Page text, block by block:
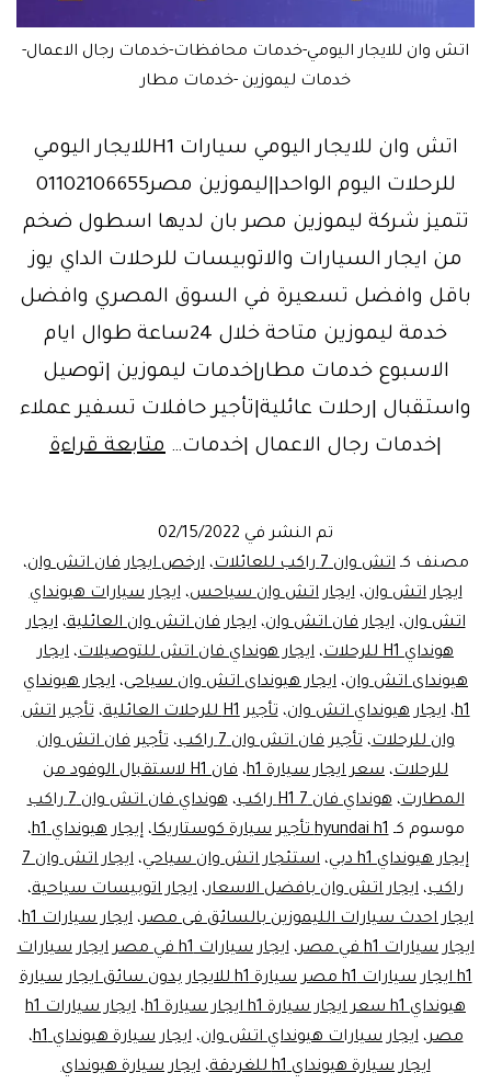
اتش وان للايجار اليومي-خدمات محافظات-خدمات رجال الاعمال-
خدمات ليموزين -خدمات مطار
اتش وان للايجار اليومي سيارات H1للايجار اليومي
للرحلات اليوم الواحد||ليموزين مصر01102106655
تتميز شركة ليموزين مصر بان لديها اسطول ضخم
من ايجار السيارات والاتوبيسات للرحلات الداي يوز
باقل وافضل تسعيرة في السوق المصري وافضل
خدمة ليموزين متاحة خلال 24ساعة طوال ايام
الاسبوع خدمات مطار|خدمات ليموزين |توصيل
واستقبال |رحلات عائلية|تأجير حافلات تسفير عملاء
|خدمات رجال الاعمال |خدمات… متابعة قراءة
اتش
وان
تم النشر في 02/15/2022
مصنف كـاتش وان 7 راكب للعائلات ،ارخص ايجار فان اتش وان،
ايجار اتش وان،ايجار اتش وان سياحس،ايجار سيارات هيونداي
اتش وان،ايجار فان اتش وان،ايجار فان اتش وان العائلية،ايجار
هونداي H1 للرحلات
، ايجار هونداي فان اتش للتوصيلات، ايجار
هيونداى اتش وان، ايجار هيونداى اتش وان سياحى، ايجار هيونداي
h1،ايجار هيونداي اتش وان،تأجير H1 للرحلات العائلية ،تأجير اتش
وان للرحلات،تأجير فان اتش وان 7 راكب ،تأجير فان اتش وان
للرحلات، سعر ايجار سيارة h1 ،
فان H1 لاستقبال الوفود من
المطارت،هونداي فان H1 7 راكب ،هونداي فان اتش وان 7 راكب
موسوم كـhyundai h1 تأجير سيارة كوستاريكا ،إيجار هيونداي h1
،
إيجار هيونداي h1 دبي
، استئجار اتش وان سياحي،
ايجار اتش وان 7
راكب، ايجار اتش وان بافضل الاسعار، ايجار اتوبيسات سياحية،
ايجار احدث سيارات الليموزين بالسائق فى مصر، ايجار سيارات h1
،
ايجار سيارات h1 في مصر
،
ايجار سيارات h1 في مصر ايجار سيارات
h1 ايجار سيارات h1 مصر سيارة h1 للايجار بدون سائق ايجار سيارة
هيونداي h1 سعر ايجار سيارة h1 ايجار سيارة h1
،
ايجار سيارات h1
مصر،ايجار سيارات هيونداي اتش وان،ايجار سيارة هيونداي h1
،
ايجار سيارة هيونداي h1 للغردقة
،ايجار سيارة هيونداي